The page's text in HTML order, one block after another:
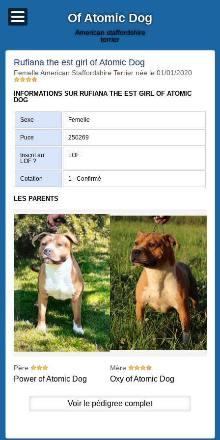
Of Atomic Dog
american staffordshire
terrier
Rufiana the est girl of Atomic Dog
femelle American Staffordshire Terrier née le 01/01/2020
DOG
Sexe Femelle
Puce 250269
Inscrit au
LOF ?
LOF
Cotation 1 - Confirmé
LES PARENTS
Père
Power of Atomic Dog
Mère
Oxy of Atomic Dog
Voir le pédigree complet